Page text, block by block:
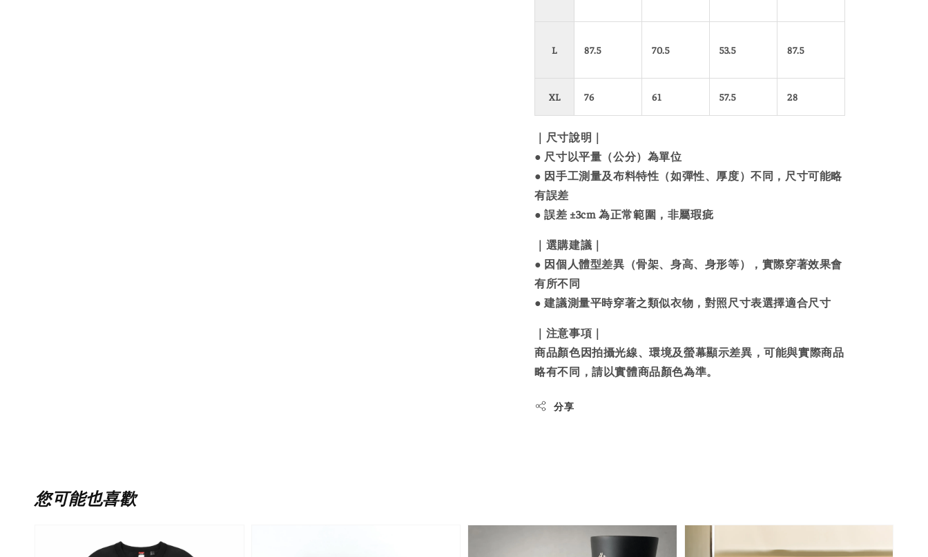
L 87.5 70.5 53.5 87.5
XL 76 61 57.5 28
｜尺寸說明｜
● 尺寸以平量（公分）為單位
● 因手工測量及布料特性（如彈性、厚度）不同，尺寸可能略
有誤差
● 誤差 ±3cm 為正常範圍，非屬瑕疵
｜選購建議｜
● 因個人體型差異（骨架、身高、身形等），實際穿著效果會
有所不同
● 建議測量平時穿著之類似衣物，對照尺寸表選擇適合尺寸
｜注意事項｜
商品顏色因拍攝光線、環境及螢幕顯示差異，可能與實際商品
略有不同，請以實體商品顏色為準。
分享
您可能也喜歡